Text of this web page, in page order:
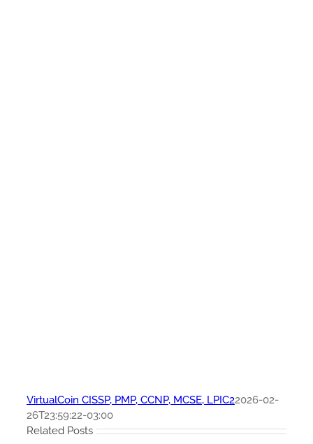
VirtualCoin CISSP, PMP, CCNP, MCSE, LPIC22026-02-
26T23:59:22-03:00
Related Posts